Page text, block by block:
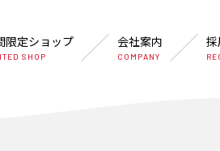
限定ショップ
SHOP
会社案内
COMPANY